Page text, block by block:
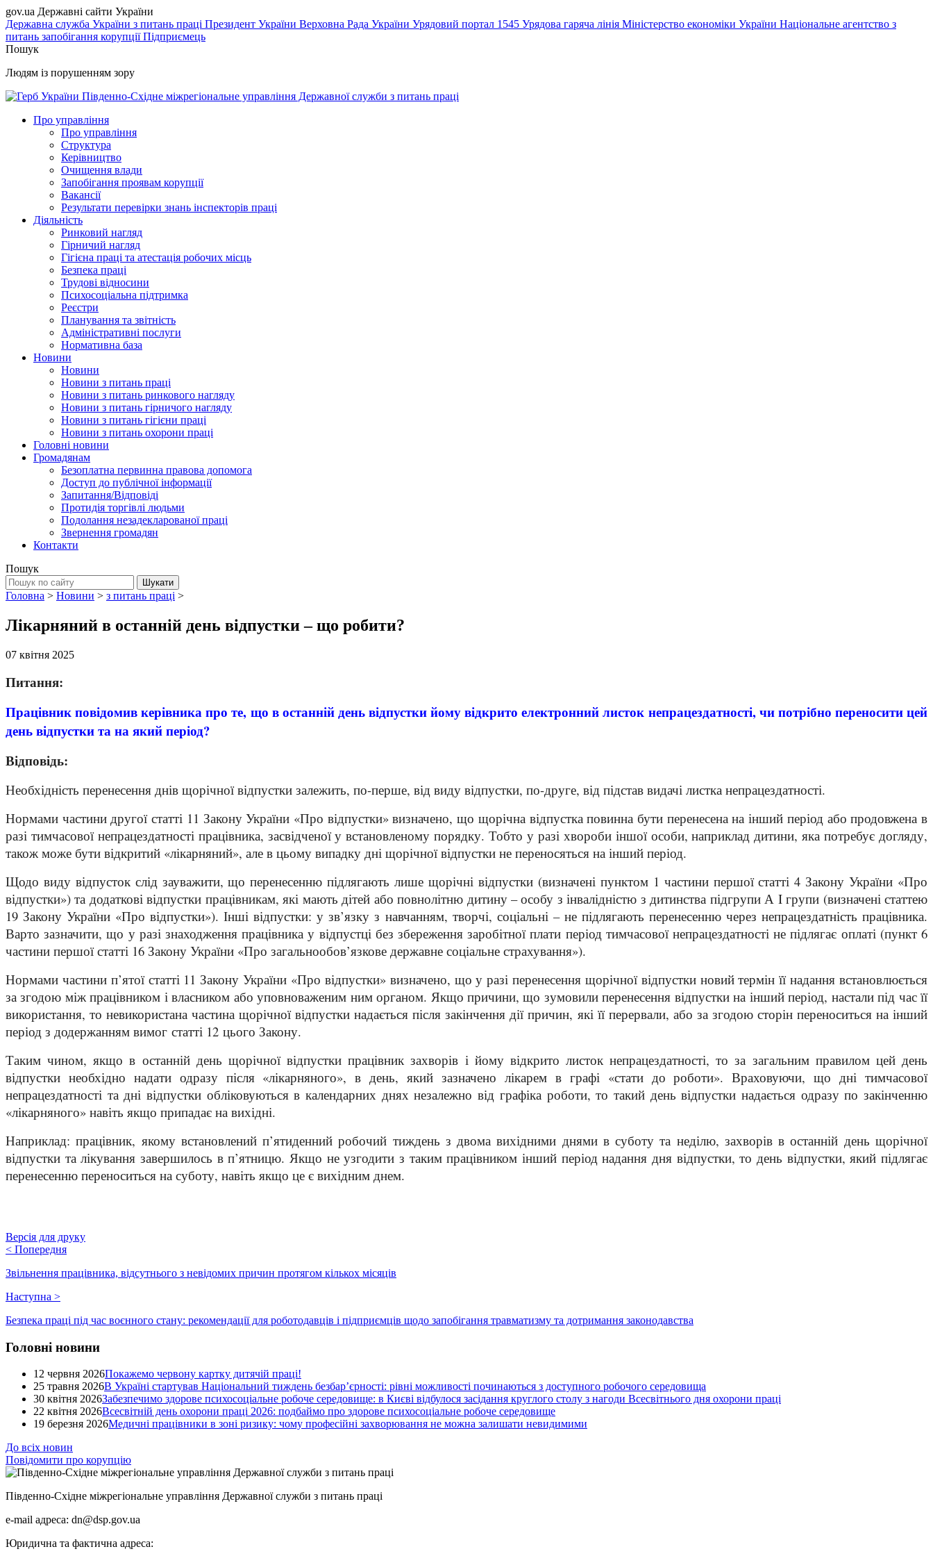
gov.ua Державні сайти України
Державна служба України з питань праці Президент України Верховна Рада України Урядовий портал 1545 Урядова гаряча лінія Міністерство економіки України Національне агентство з
питань запобігання корупціїПідприємець
Пошук
Людям із порушенням зору
Південно-Східне міжрегіональне управління Державної служби з питань праці
Про управління
Про управління
Структура
Керівництво
Очищення влади
Запобігання проявам корупції
Вакансії
Результати перевірки знань інспекторів праці
Діяльність
Ринковий нагляд
Гірничий нагляд
Гігієна праці та атестація робочих місць
Безпека праці
Трудові відносини
Психосоціальна підтримка
Реєстри
Планування та звітність
Адміністративні послуги
Нормативна база
Новини
Новини
Новини з питань праці
Новини з питань ринкового нагляду
Новини з питань гірничого нагляду
Новини з питань гігієни праці
Новини з питань охорони праці
Головні новини
Громадянам
Безоплатна первинна правова допомога
Доступ до публічної інформації
Запитання/Відповіді
Протидія торгівлі людьми
Подолання незадекларованої праці
Звернення громадян
Контакти
Пошук
Головна > Новини > з питань праці >
Лікарняний в останній день відпустки – що робити?
07 квітня 2025
Питання:
Працівник повідомив керівника про те, що в останній день відпустки йому відкрито електронний листок непрацездатності, чи потрібно переносити цей
день відпустки та на який період?
Відповідь:
Необхідність перенесення днів щорічної відпустки залежить, по-перше, від виду відпустки, по-друге, від підстав видачі листка непрацездатності.
Нормами частини другої статті 11 Закону України «Про відпустки» визначено, що щорічна відпустка повинна бути перенесена на інший період або продовжена в
разі тимчасової непрацездатності працівника, засвідченої у встановленому порядку. Тобто у разі хвороби іншої особи, наприклад дитини, яка потребує догляду,
також може бути відкритий «лікарняний», але в цьому випадку дні щорічної відпустки не переносяться на інший період.
Щодо виду відпусток слід зауважити, що перенесенню підлягають лише щорічні відпустки (визначені пунктом 1 частини першої статті 4 Закону України «Про
відпустки») та додаткові відпустки працівникам, які мають дітей або повнолітню дитину – особу з інвалідністю з дитинства підгрупи А Iгрупи (визначені статтею
19 Закону України «Про відпустки»). Інші відпустки: у зв’язку з навчанням, творчі, соціальні – не підлягають перенесенню через непрацездатність працівника.
Варто зазначити, що у разі знаходження працівника у відпустці без збереження заробітної плати період тимчасової непрацездатності не підлягає оплаті (пункт 6
частини першої статті 16 Закону України «Про загальнообов’язкове державне соціальне страхування»).
Нормами частини п’ятої статті 11 Закону України «Про відпустки» визначено, що у разі перенесення щорічної відпустки новий термін її надання встановлюється
за згодою між працівником і власником або уповноваженим ним органом. Якщо причини, що зумовили перенесення відпустки на інший період, настали під час її
використання, то невикористана частина щорічної відпустки надається після закінчення дії причин, які її перервали, або за згодою сторін переноситься на інший
період з додержанням вимог статті 12 цього Закону.
Таким чином, якщо в останній день щорічної відпустки працівник захворів і йому відкрито листок непрацездатності, то за загальним правилом цей день
відпустки необхідно надати одразу після «лікарняного», в день, який зазначено лікарем в графі «стати до роботи». Враховуючи, що дні тимчасової
непрацездатності та дні відпустки обліковуються в календарних днях незалежно від графіка роботи, то такий день відпустки надається одразу по закінченню
«лікарняного» навіть якщо припадає на вихідні.
Наприклад: працівник, якому встановлений п’ятиденний робочий тиждень з двома вихідними днями в суботу та неділю, захворів в останній день щорічної
відпустки та лікування завершилось в п’ятницю. Якщо не узгодити з таким працівником інший період надання дня відпустки, то день відпустки, який підлягає
перенесенню переноситься на суботу, навіть якщо це є вихідним днем.
Версія для друку
< Попередня
Звільнення працівника, відсутнього з невідомих причин протягом кількох місяців
Наступна >
Безпека праці під час воєнного стану: рекомендації для роботодавців і підприємців щодо запобігання травматизму та дотримання законодавства
Головні новини
12 червня 2026Покажемо червону картку дитячій праці!
25 травня 2026В Україні стартував Національний тиждень безбар’єрності: рівні можливості починаються з доступного робочого середовища
30 квітня 2026Забезпечимо здорове психосоціальне робоче середовище: в Києві відбулося засідання круглого столу з нагоди Всесвітнього дня охорони праці
22 квітня 2026Всесвітній день охорони праці 2026: подбаймо про здорове психосоціальне робоче середовище
19 березня 2026Медичні працівники в зоні ризику: чому професійні захворювання не можна залишати невидимими
До всіх новин
Повідомити про корупцію
Південно-Східне міжрегіональне управління Державної служби з питань праці
e-mail адреса: dn@dsp.gov.ua
Юридична та фактична адреса: